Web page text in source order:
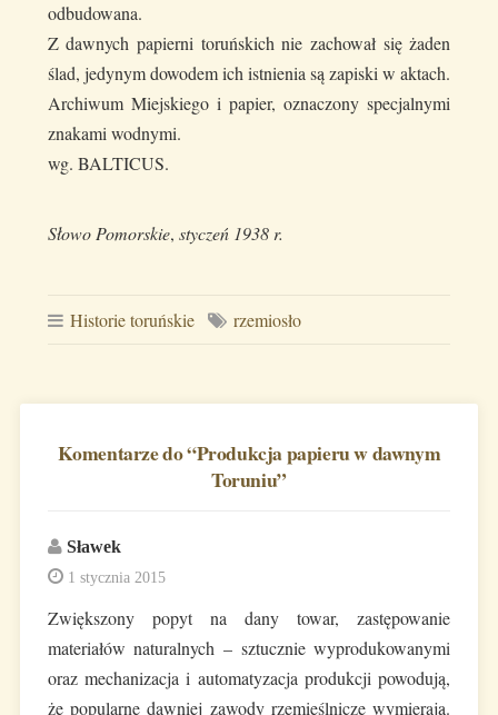
odbudowana.
Z dawnych papierni toruńskich nie zachował się żaden
ślad, jedynym dowodem ich istnienia są zapiski w aktach.
Archiwum Miejskiego i papier, oznaczony specjalnymi
znakami wodnymi.
wg. BALTICUS.
Słowo Pomorskie, styczeń 1938 r.
Historie toruńskie rzemiosło
Komentarze do “Produkcja papieru w dawnym
Toruniu”
Sławek
1 stycznia 2015
Zwiększony popyt na dany towar, zastępowanie
materiałów naturalnych – sztucznie wyprodukowanymi
oraz mechanizacja i automatyzacja produkcji powodują,
że popularne dawniej zawody rzemieślnicze wymierają.